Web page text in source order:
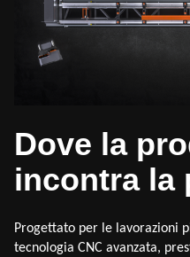
Dove la
incontra la
Progettato per le lavorazioni
tecnologia CNC avanzata,